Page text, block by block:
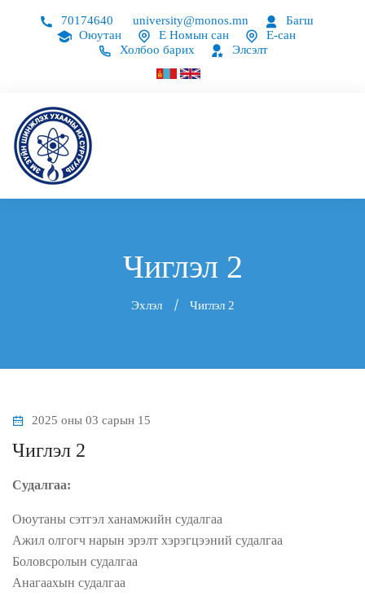
70174640 university@monos.mn
Багш
Оюутан
Е Номын сан
Е-сан
Холбоо барих
Элсэлт
Чиглэл 2
Эхлэл Чиглэл 2
2025 оны 03 сарын 15
Чиглэл 2
Судалгаа:
Оюутаны сэтгэл ханамжийн судалгаа
Ажил олгогч нарын эрэлт хэрэгцээний судалгаа
Боловсролын судалгаа
Анагаахын судалгаа